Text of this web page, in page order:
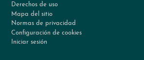
Derechos de uso
Mapa del sitio
Normas de privacidad
Configuración de cookies
Iniciar sesión